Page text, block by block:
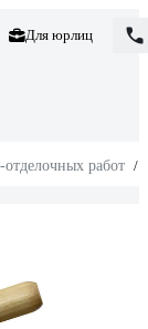
Для юрлиц
работ /